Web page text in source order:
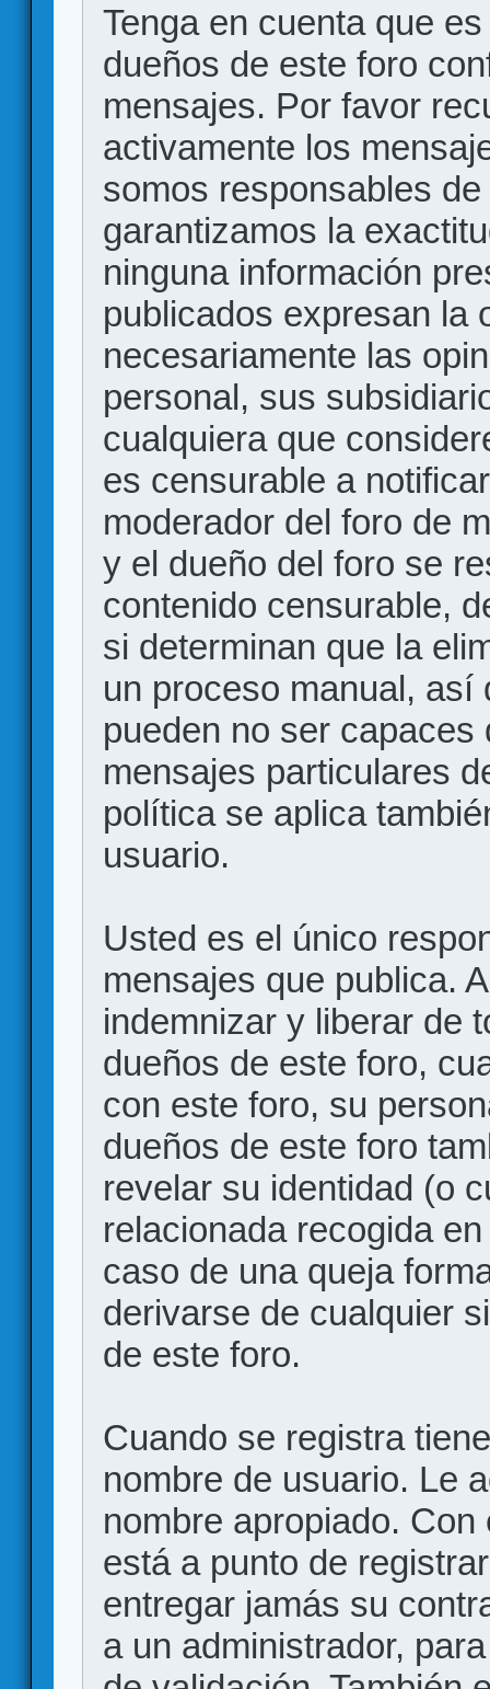
Tenga en cuenta que
dueños de este foro
mensajes. Por favor
activamente los
somos responsables
garantizamos la
ninguna información
publicados expresan la
necesariamente las
personal, sus
cualquiera que
es censurable a
moderador del foro de
y el dueño del foro se
contenido censurable,
si determinan que la
un proceso manual, así
pueden no ser
mensajes particulares
política se aplica
usuario.
Usted es el único
mensajes que publica.
indemnizar y liberar de
dueños de este foro,
con este foro, su
dueños de este foro
revelar su identidad (o
relacionada recogida
caso de una queja
derivarse de cualquier
de este foro.
Cuando se registra
nombre de usuario. Le
nombre apropiado.
está a punto de
entregar jamás su
a un administrador,